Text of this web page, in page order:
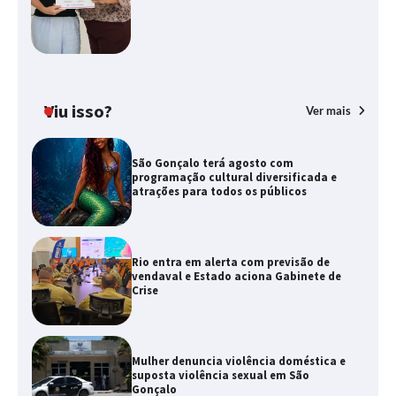
Viu isso? Ver mais
São Gonçalo terá agosto com
programação cultural diversificada e
atrações para todos os públicos
Rio entra em alerta com previsão de
vendaval e Estado aciona Gabinete de
Crise
Mulher denuncia violência doméstica e
suposta violência sexual em São
Gonçalo